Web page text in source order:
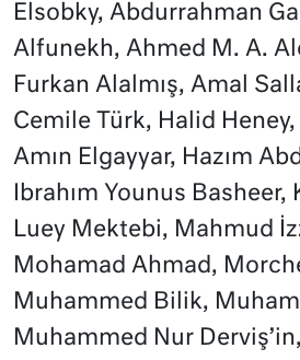
Elsobky, Abdurrahman
Alfunekh, Ahmed M. A.
Furkan Alalmış, Amal
Cemile Türk, Halid
Amın Elgayyar, Hazım
Ibrahım Younus Basheer,
Luey Mektebi, Mahmud
Mohamad Ahmad,
Muhammed Bilik,
Muhammed Nur